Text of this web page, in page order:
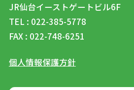
JR仙台イーストゲートビル6F
TEL : 022-385-5778
FAX : 022-748-6251
個人情報保護方針